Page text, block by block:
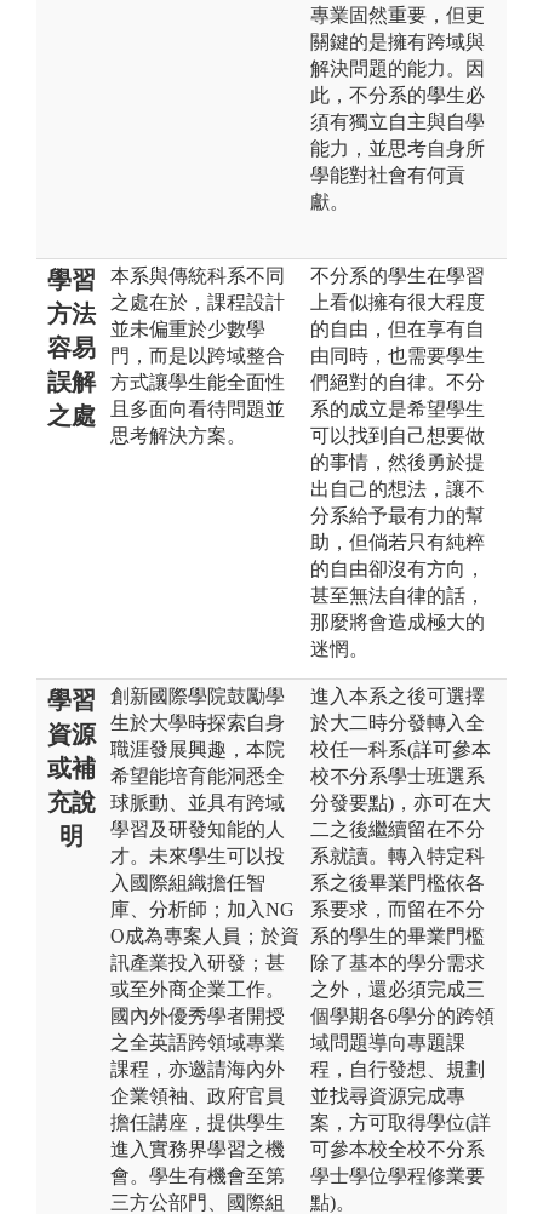
專業固然重要，但更
關鍵的是擁有跨域與
解決問題的能力。因
此，不分系的學生必
須有獨立自主與自學
能力，並思考自身所
學能對社會有何貢
獻。
學習
方法
容易
誤解
之處
本系與傳統科系不同
之處在於，課程設計
並未偏重於少數學
門，而是以跨域整合
方式讓學生能全面性
且多面向看待問題並
思考解決方案。
不分系的學生在學習
上看似擁有很大程度
的自由，但在享有自
由同時，也需要學生
們絕對的自律。不分
系的成立是希望學生
可以找到自己想要做
的事情，然後勇於提
出自己的想法，讓不
分系給予最有力的幫
助，但倘若只有純粹
的自由卻沒有方向，
甚至無法自律的話，
那麼將會造成極大的
迷惘。
學習
資源
或補
充說
明
創新國際學院鼓勵學
生於大學時探索自身
職涯發展興趣，本院
希望能培育能洞悉全
球脈動、並具有跨域
學習及研發知能的人
才。未來學生可以投
入國際組織擔任智
庫、分析師；加入NG
O成為專案人員；於資
訊產業投入研發；甚
或至外商企業工作。
國內外優秀學者開授
之全英語跨領域專業
課程，亦邀請海內外
企業領袖、政府官員
擔任講座，提供學生
進入實務界學習之機
會。學生有機會至第
三方公部門、國際組
進入本系之後可選擇
於大二時分發轉入全
校任一科系(詳可參本
校不分系學士班選系
分發要點)，亦可在大
二之後繼續留在不分
系就讀。轉入特定科
系之後畢業門檻依各
系要求，而留在不分
系的學生的畢業門檻
除了基本的學分需求
之外，還必須完成三
個學期各6學分的跨領
域問題導向專題課
程，自行發想、規劃
並找尋資源完成專
案，方可取得學位(詳
可參本校全校不分系
學士學位學程修業要
點)。